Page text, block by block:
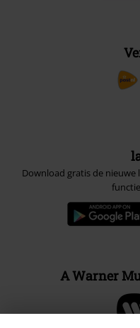
Download gratis de
A Warner